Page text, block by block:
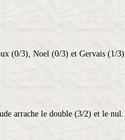
(0/3), Noel (0/3) et Gervais (1/3)
arrache le double (3/2) et le nul.